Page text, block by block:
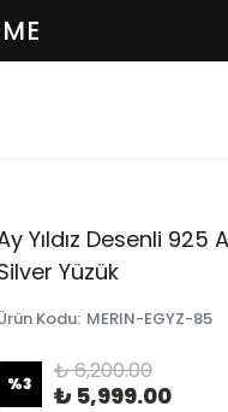
Yıldız Desenli 925
Yüzük
Kodu: MERIN-EGYZ-85
%3 ₺ 6,200.00
₺ 5,999.00